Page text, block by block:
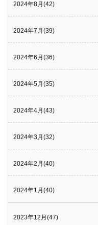
2024年8月(42)
2024年7月(39)
2024年6月(36)
2024年5月(35)
2024年4月(43)
2024年3月(32)
2024年2月(40)
2024年1月(40)
2023年12月(47)